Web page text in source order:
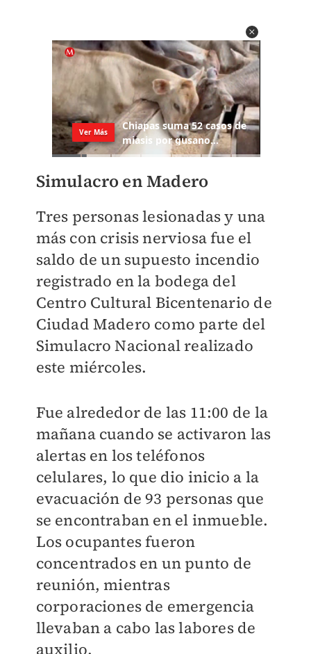
Simulacro en Madero
Tres personas lesionadas y una
más con crisis nerviosa fue el
saldo de un supuesto incendio
registrado en la bodega del
Centro Cultural Bicentenario de
Ciudad Madero como parte del
Simulacro Nacional realizado
este miércoles.
Fue alrededor de las 11:00 de la
mañana cuando se activaron las
alertas en los teléfonos
celulares, lo que dio inicio a la
evacuación de 93 personas que
se encontraban en el inmueble.
Los ocupantes fueron
concentrados en un punto de
reunión, mientras
corporaciones de emergencia
llevaban a cabo las labores de
auxilio.